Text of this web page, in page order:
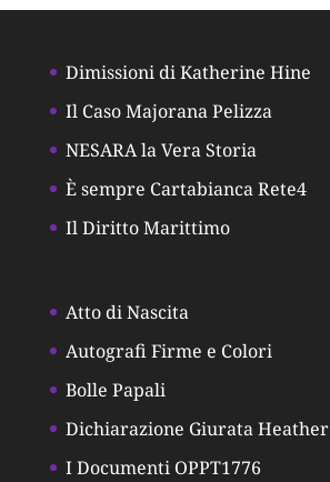
Dimissioni di Katherine Hine
Il Caso Majorana Pelizza
NESARA la Vera Storia
È sempre Cartabianca Rete4
Il Diritto Marittimo
Atto di Nascita
Autografi Firme e Colori
Bolle Papali
Dichiarazione Giurata Heather
I Documenti OPPT1776